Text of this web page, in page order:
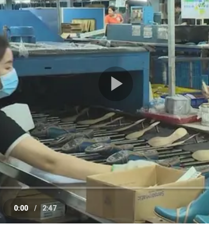
Play
Video
Current
0:00
/
Duration
2:47